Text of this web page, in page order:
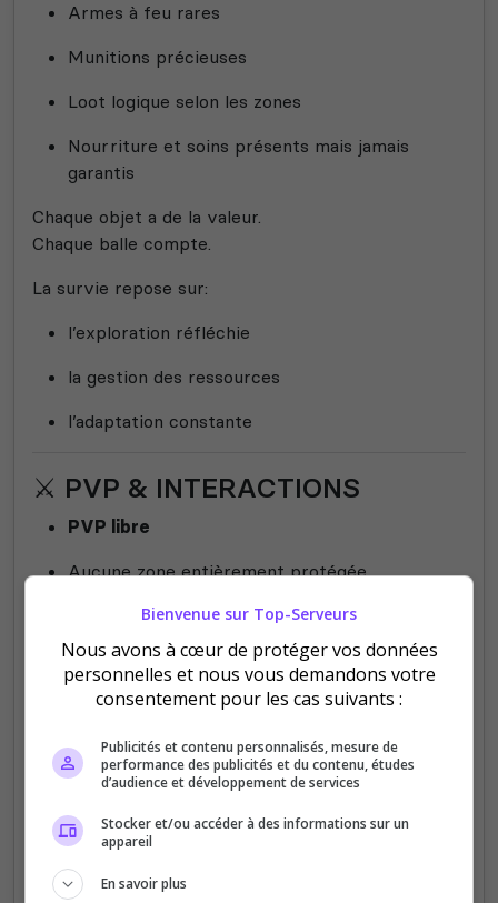
Armes à feu rares
Munitions précieuses
Loot logique selon les zones
Nourriture et soins présents mais jamais
garantis
Chaque objet a de la valeur.
Chaque balle compte.
La survie repose sur:
l’exploration réfléchie
la gestion des ressources
l’adaptation constante
⚔️ PVP & INTERACTIONS
PVP libre
Aucune zone entièrement protégée
Danger humain réel
Aucune règle RP lourde
Les vivants sont parfois plus dangereux que les
La confiance est un luxe.
Les alliances sont fragiles.
⚠️ DIFFICULTÉ & TENSION
Tension constante
Bienvenue sur Top-Serveurs
Nous avons à cœur de protéger vos données
personnelles et nous vous demandons votre
consentement pour les cas suivants :
Publicités et contenu personnalisés, mesure de
performance des publicités et du contenu, études
d’audience et développement de services
Stocker et/ou accéder à des informations sur un
appareil
En savoir plus